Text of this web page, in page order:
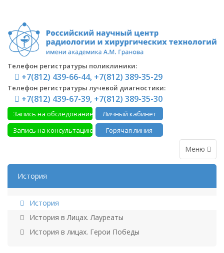
Телефон регистратуры поликлиники:
+7(812) 439-66-44, +7(812) 389-35-29
Телефон регистратуры лучевой диагностики:
+7(812) 439-67-39, +7(812) 389-35-30
Запись на обследование
Личный кабинет
Запись на консультацию
Горячая линия
Меню
История
История
История в Лицах. Лауреаты
История в лицах. Герои Победы